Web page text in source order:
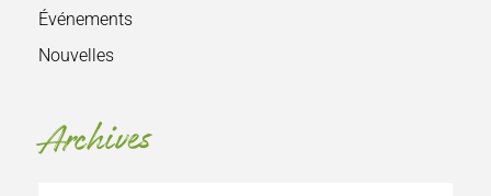
Événements
Nouvelles
Archives